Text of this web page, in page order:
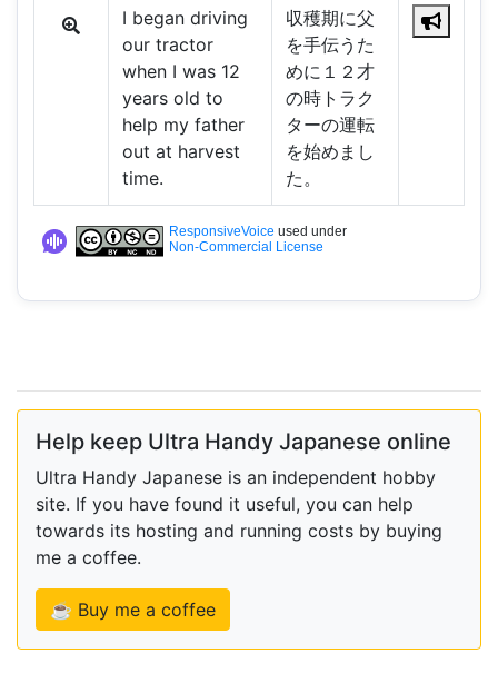
I began driving
our tractor
when I was 12
years old to
help my father
out at harvest
time.
収穫期に父
を手伝うた
めに１２才
の時トラク
ターの運転
を始めまし
た。
ResponsiveVoice used under
Non-Commercial License
Help keep Ultra Handy Japanese online
Ultra Handy Japanese is an independent hobby
site. If you have found it useful, you can help
towards its hosting and running costs by buying
me a coffee.
☕ Buy me a coffee